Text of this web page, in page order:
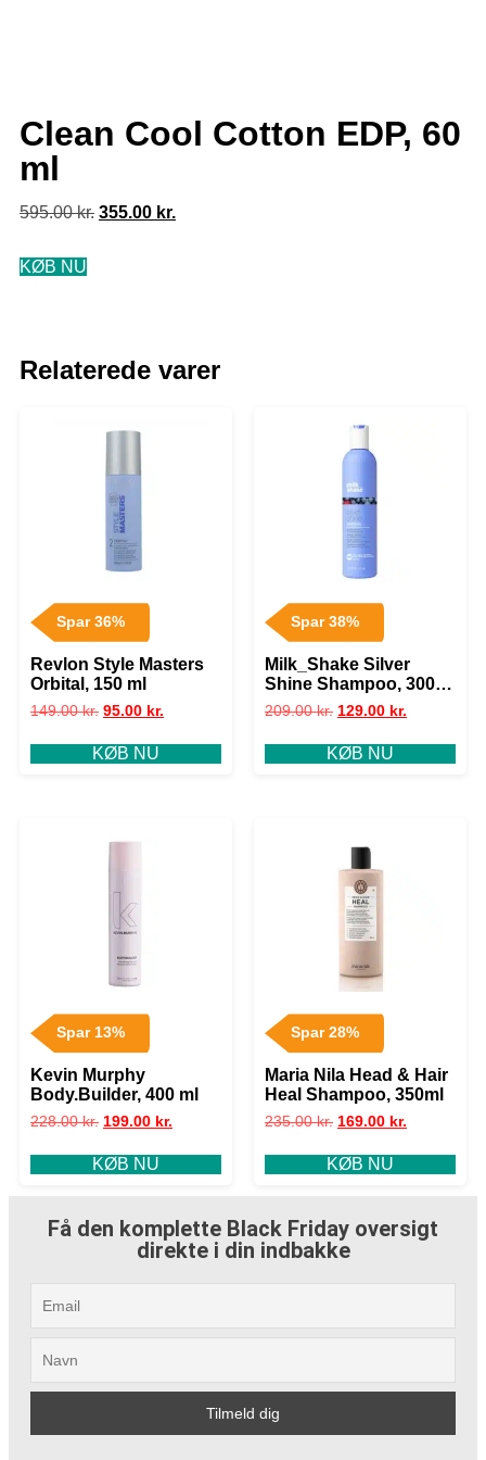
Clean Cool Cotton EDP, 60
ml
595.00kr. 355.00 kr.
KØB NU
Relaterede varer
Spar 36%
Revlon Style Masters
Orbital, 150 ml
149.00kr. 95.00 kr.
KØB NU
Spar 38%
Milk_Shake Silver
Shine Shampoo, 300
ml
209.00kr. 129.00 kr.
KØB NU
Spar 13%
Kevin Murphy
Body.Builder, 400 ml
228.00kr. 199.00 kr.
KØB NU
Spar 28%
Maria Nila Head & Hair
Heal Shampoo, 350ml
235.00kr. 169.00 kr.
KØB NU
Få den komplette Black Friday oversigt
direkte i din indbakke